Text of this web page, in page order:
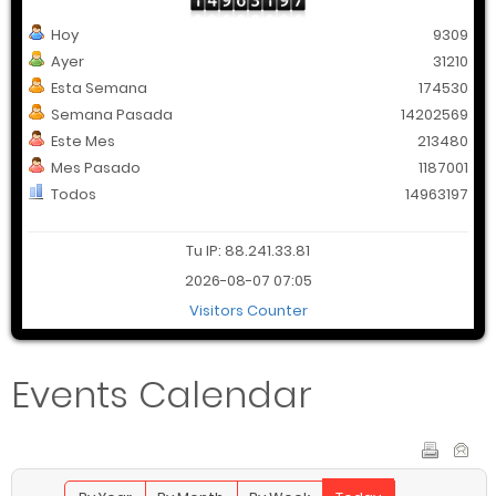
Hoy
Ayer
Esta Semana
Semana Pasada
Este Mes
Mes Pasado
Todos
9309
31210
174530
14202569
213480
1187001
14963197
Tu IP: 88.241.33.81
2026-08-07 07:05
Visitors Counter
Events Calendar